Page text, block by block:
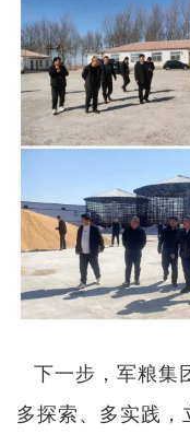
下一步，军粮集
多探索、多实践，